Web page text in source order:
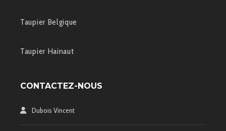
Taupier Belgique
Taupier Hainaut
CONTACTEZ-NOUS
Dubois Vincent